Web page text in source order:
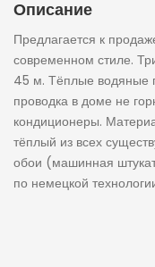
Описание
Предлагается к
современном стиле.
45 м. Тёплые водяные
проводка в доме не
кондиционеры.
тёплый из всех
обои (машинная
по немецкой